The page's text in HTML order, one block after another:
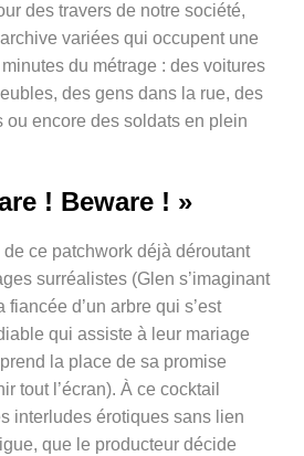
des travers de notre société,
variées qui occupent une
du métrage : des voitures
des gens dans la rue, des
ou encore des soldats en plein
! Beware ! »
ce patchwork déjà déroutant
surréalistes (Glen s’imaginant
d’un arbre qui s’est
qui assiste à leur mariage
la place de sa promise
tout l’écran). À ce cocktail
interludes érotiques sans lien
que le producteur décide